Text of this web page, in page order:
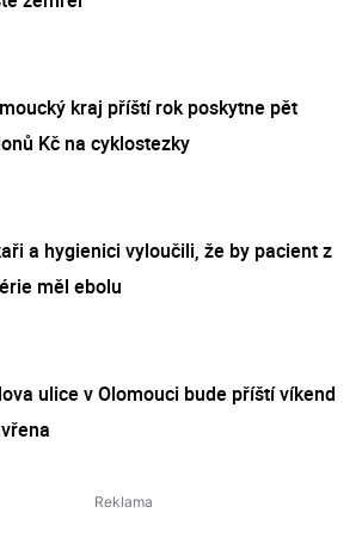
kraj příští rok poskytne pět
Kč na cyklostezky
a hygienici vyloučili, že by pacient z
měl ebolu
ulice v Olomouci bude příští víkend